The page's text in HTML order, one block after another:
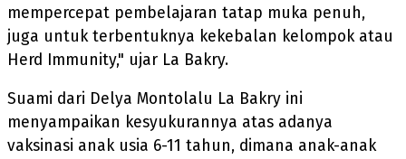
mempercepat pembelajaran tatap muka penuh,
juga untuk terbentuknya kekebalan kelompok atau
Herd Immunity," ujar La Bakry.
Suami dari Delya Montolalu La Bakry ini
menyampaikan kesyukurannya atas adanya
vaksinasi anak usia 6-11 tahun, dimana anak-anak